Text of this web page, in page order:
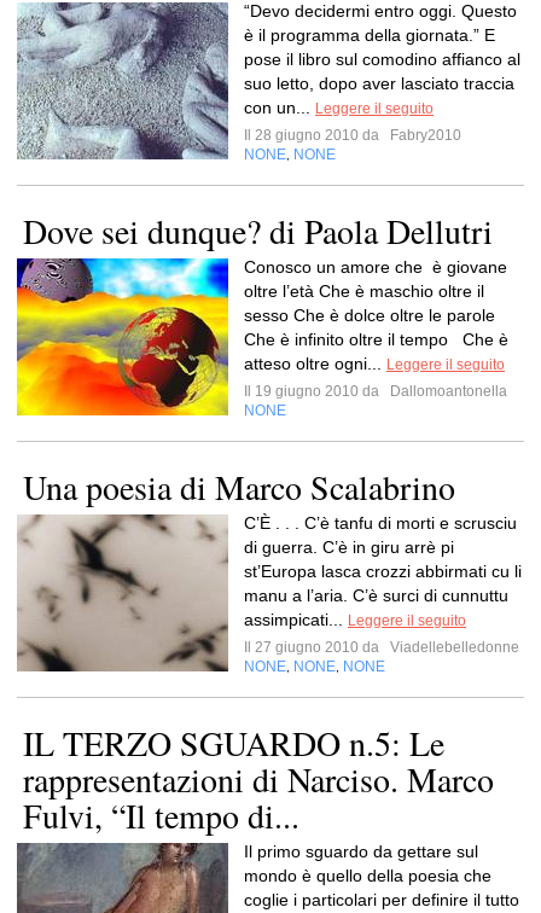
“Devo decidermi entro oggi. Questo
è il programma della giornata.” E
pose il libro sul comodino affianco al
suo letto, dopo aver lasciato traccia
con un...
Leggere il seguito
Il 28 giugno 2010 da
Fabry2010
NONE NONE
Dove sei dunque? di Paola Dellutri
Conosco un amore che è giovane
oltre l’età Che è maschio oltre il
sesso Che è dolce oltre le parole
Che è infinito oltre il tempo Che è
atteso oltre ogni...
Leggere il seguito
Il 19 giugno 2010 da
Dallomoantonella
NONE
Una poesia di Marco Scalabrino
C’È . . . C’è tanfu di morti e scrusciu
di guerra. C’è in giru arrè pi
st’Europa lasca crozzi abbirmati cu li
manu a l’aria. C’è surci di cunnuttu
assimpicati...
Leggere il seguito
Il 27 giugno 2010 da
Viadellebelledonne
NONE NONE NONE
IL TERZO SGUARDO n.5: Le
rappresentazioni di Narciso. Marco
Fulvi, “Il tempo di...
Il primo sguardo da gettare sul
mondo è quello della poesia che
coglie i particolari per definire il tutto